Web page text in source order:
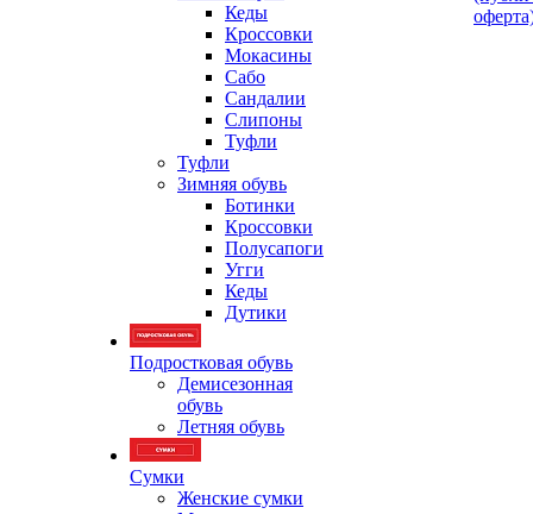
Кеды
Кроссовки
Мокасины
Сабо
Сандалии
Слипоны
Туфли
Туфли
Зимняя обувь
Ботинки
Кроссовки
Полусапоги
Угги
Кеды
Дутики
Подростковая обувь
Демисезонная
обувь
Летняя обувь
Сумки
Женские сумки